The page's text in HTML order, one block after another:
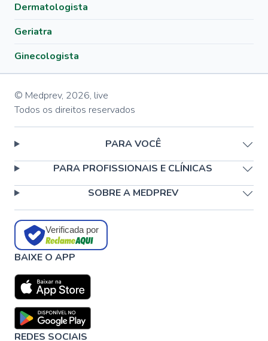
Dermatologista
Geriatra
Ginecologista
© Medprev, 2026, live
Todos os direitos reservados
PARA VOCÊ
PARA PROFISSIONAIS E CLÍNICAS
SOBRE A MEDPREV
Verificada por
BAIXE O APP
REDES SOCIAIS